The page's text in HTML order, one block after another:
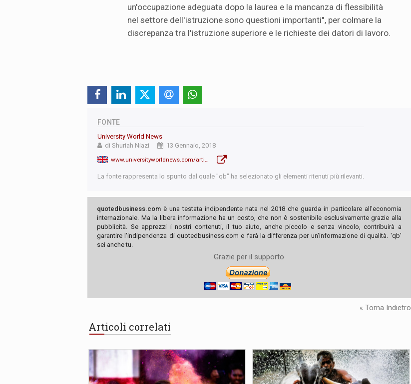
un'occupazione adeguata dopo la laurea e la mancanza di flessibilità
nel settore dell'istruzione sono questioni importanti", per colmare la
discrepanza tra l'istruzione superiore e le richieste dei datori di lavoro.
FONTE
University World News
di Shuriah Niazi
13 Gennaio, 2018
www.universityworldnews.com/article.php?story=20180113045116882
La fonte rappresenta lo spunto dal quale "qb" ha selezionato gli elementi ritenuti più rilevanti.
quotedbusiness.com è una testata indipendente nata nel 2018 che guarda in particolare all'economia
internazionale. Ma la libera informazione ha un costo, che non è sostenibile esclusivamente grazie alla
pubblicità. Se apprezzi i nostri contenuti, il tuo aiuto, anche piccolo e senza vincolo, contribuirà a
garantire l'indipendenza di quotedbusiness.com e farà la differenza per un'informazione di qualità. 'qb'
sei anche tu.
Grazie per il supporto
« Torna Indietro
Articoli correlati